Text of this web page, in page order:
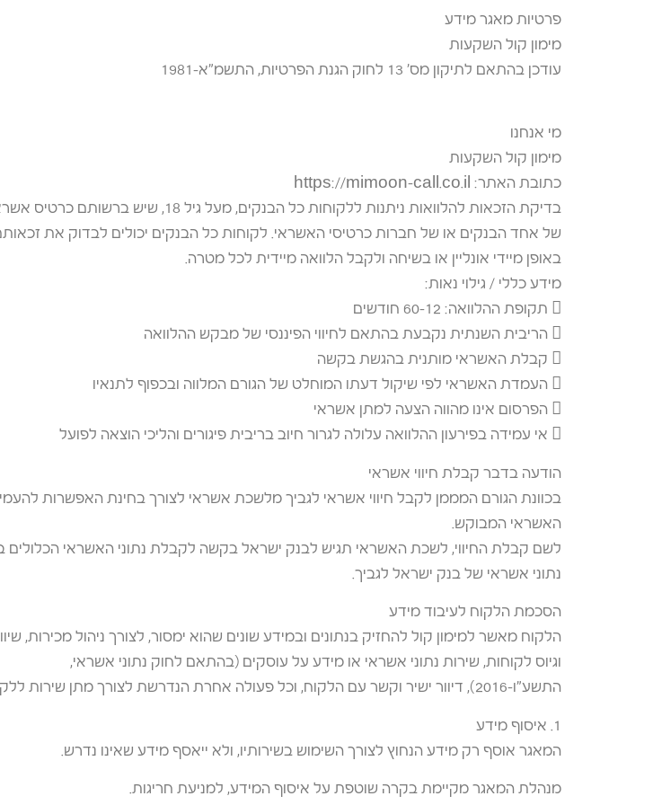
פרטיות מאגר מידע
מימון קול השקעות
עודכן בהתאם לתיקון מס’ 13 לחוק הגנת הפרטיות, התשמ״א–1981
מי אנחנו
מימון קול השקעות
כתובת האתר: https://mimoon-call.co.il
בדיקת הזכאות להלוואות ניתנות ללקוחות כל הבנקים, מעל גיל 18, שיש ברשותם כרטיס אשראי
של אחד הבנקים או של חברות כרטיסי האשראי. לקוחות כל הבנקים יכולים לבדוק את
באופן מיידי אונליין או בשיחה ולקבל הלוואה מיידית לכל מטרה.
מידע כללי / גילוי נאות:
 תקופת ההלוואה: 12–60 חודשים
 הריבית השנתית נקבעת בהתאם לחיווי הפיננסי של מבקש ההלוואה
 קבלת האשראי מותנית בהגשת בקשה
 העמדת האשראי לפי שיקול דעתו המוחלט של הגורם המלווה ובכפוף לתנאיו
 הפרסום אינו מהווה הצעה למתן אשראי
 אי עמידה בפירעון ההלוואה עלולה לגרור חיוב בריבית פיגורים והליכי הוצאה לפועל
הודעה בדבר קבלת חיווי אשראי
בכוונת הגורם המממן לקבל חיווי אשראי לגביך מלשכת אשראי לצורך בחינת האפשרות
האשראי המבוקש.
לשם קבלת החיווי, לשכת האשראי תגיש לבנק ישראל בקשה לקבלת נתוני האשראי הכלולים
נתוני אשראי של בנק ישראל לגביך.
הסכמת הלקוח לעיבוד מידע
הלקוח מאשר למימון קול להחזיק בנתונים ובמידע שונים שהוא ימסור, לצורך ניהול מכירות,
וגיוס לקוחות, שירות נתוני אשראי או מידע על עוסקים (בהתאם לחוק נתוני אשראי,
התשע״ו–2016), דיוור ישיר וקשר עם הלקוח, וכל פעולה אחרת הנדרשת לצורך מתן שירות ללקוח.
1. איסוף מידע
המאגר אוסף רק מידע הנחוץ לצורך השימוש בשירותיו, ולא ייאסף מידע שאינו נדרש.
מנהלת המאגר מקיימת בקרה שוטפת על איסוף המידע, למניעת חריגות.